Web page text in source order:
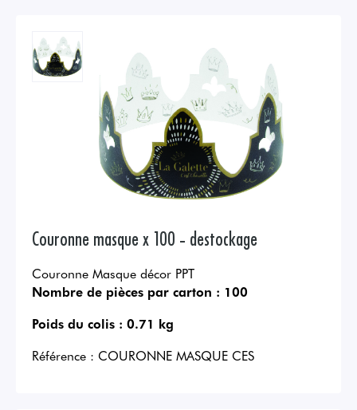
Couronne masque x 100 - destockage
Couronne Masque décor PPT
Nombre de pièces par carton : 100
Poids du colis : 0.71 kg
Référence : COURONNE MASQUE CES